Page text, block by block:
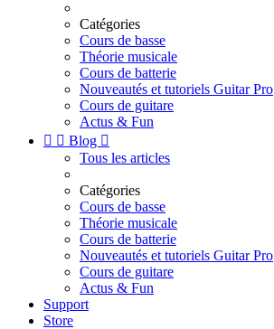
Catégories
Cours de basse
Théorie musicale
Cours de batterie
Nouveautés et tutoriels Guitar Pro
Cours de guitare
Actus & Fun
  Blog 
Tous les articles
Catégories
Cours de basse
Théorie musicale
Cours de batterie
Nouveautés et tutoriels Guitar Pro
Cours de guitare
Actus & Fun
Support
Store